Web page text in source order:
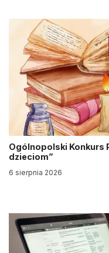
Ogólnopolski Konkurs
dzieciom”
6 sierpnia 2026